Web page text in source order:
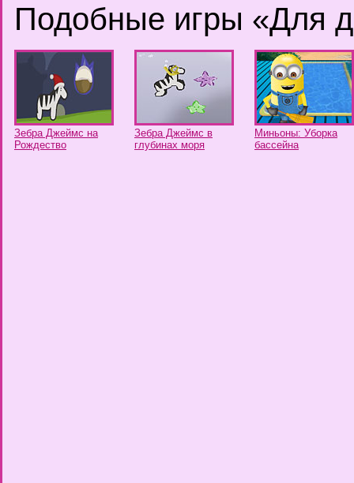
Подобные игры «Для
Зебра Джеймс на
Рождество
Зебра Джеймс в
глубинах моря
Миньоны: Уборка
бассейна